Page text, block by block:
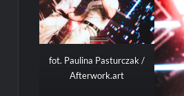
fot. Paulina Pasturczak /
Afterwork.art